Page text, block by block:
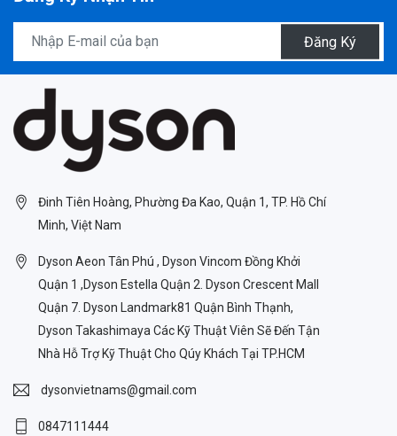
Đăng Ký
Đinh Tiên Hoàng, Phường Đa Kao, Quận 1, TP. Hồ Chí
Minh, Việt Nam
Dyson Aeon Tân Phú , Dyson Vincom Đồng Khởi
Quận 1 ,Dyson Estella Quận 2. Dyson Crescent Mall
Quận 7. Dyson Landmark81 Quận Bình Thạnh,
Dyson Takashimaya Các Kỹ Thuật Viên Sẽ Đến Tận
Nhà Hỗ Trợ Kỹ Thuật Cho Qúy Khách Tại TP.HCM
dysonvietnams@gmail.com
0847111444